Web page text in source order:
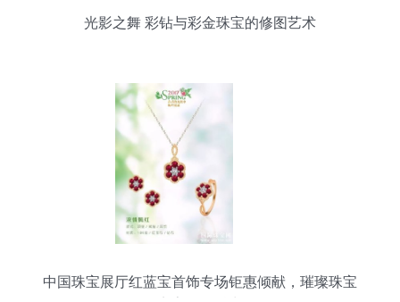
光影之舞 彩钻与彩金珠宝的修图艺术
中国珠宝展厅红蓝宝首饰专场钜惠倾献，璀璨珠宝